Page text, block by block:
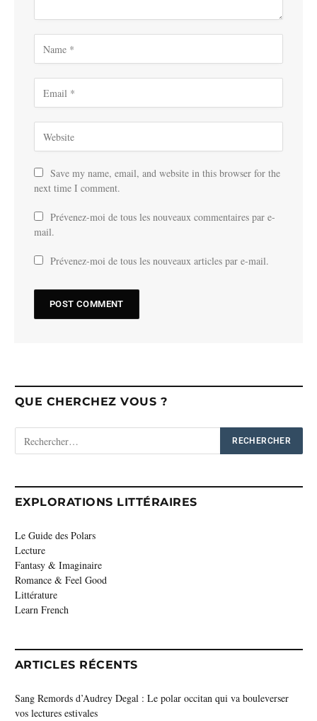
Save my name, email, and website in this browser for the
next time I comment.
Prévenez-moi de tous les nouveaux commentaires par e-
mail.
Prévenez-moi de tous les nouveaux articles par e-mail.
QUE CHERCHEZ VOUS ?
EXPLORATIONS LITTÉRAIRES
Le Guide des Polars
Lecture
Fantasy & Imaginaire
Romance & Feel Good
Littérature
Learn French
ARTICLES RÉCENTS
Sang Remords d’Audrey Degal : Le polar occitan qui va bouleverser
vos lectures estivales